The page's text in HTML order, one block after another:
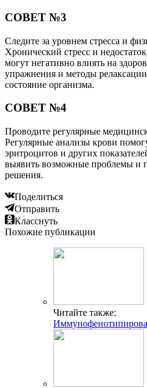
СОВЕТ №3
Следите за уровнем стресса и
Хронический стресс и
могут негативно влиять на
упражнения и методы
состояние организма.
СОВЕТ №4
Проводите регулярные
Регулярные анализы крови
эритроцитов и других
выявить возможные проблемы и
решения.
Поделиться
Отправить
Класснуть
Похожие публикации
Читайте также: